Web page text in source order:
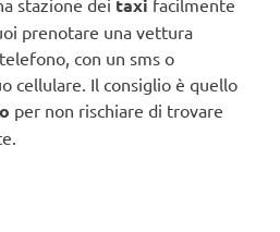
stazione dei taxi facilmente
prenotare una vettura
con un sms o
cellulare. Il consiglio è quello
per non rischiare di trovare